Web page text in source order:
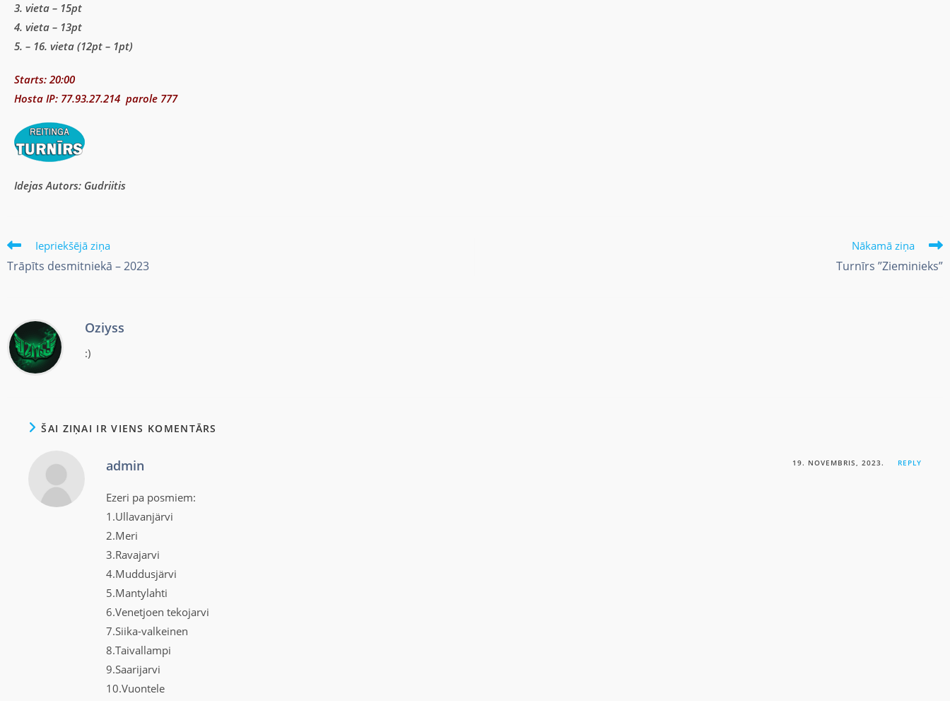
3. vieta – 15pt
4. vieta – 13pt
5. – 16. vieta (12pt – 1pt)
Starts: 20:00
Hosta IP: 77.93.27.214 parole 777
Idejas Autors: Gudriitis
Iepriekšējā ziņa
Trāpīts desmitniekā – 2023
Nākamā ziņa
Turnīrs ”Zieminieks”
Oziyss
:)
ŠAI ZIŅAI IR VIENS KOMENTĀRS
admin 19. NOVEMBRIS, 2023. REPLY
Ezeri pa posmiem:
1.Ullavanjärvi
2.Meri
3.Ravajarvi
4.Muddusjärvi
5.Mantylahti
6.Venetjoen tekojarvi
7.Siika-valkeinen
8.Taivallampi
9.Saarijarvi
10.Vuontele